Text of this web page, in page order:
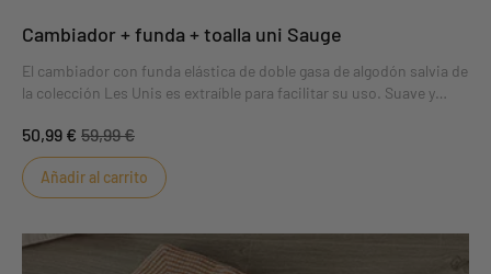
Cambiador + funda + toalla uni Sauge
El cambiador con funda elástica de doble gasa de algodón salvia de
la colección Les Unis es extraíble para facilitar su uso. Suave y
de pañales. Su práctica toalla de rizo protegerá el colchón de
pequeños percances.
50,99 € 59,99 €
Añadir al carrito